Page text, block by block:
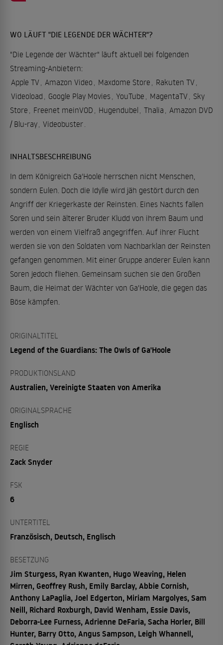
WO LÄUFT "DIE LEGENDE DER WÄCHTER"?
"Die Legende der Wächter" läuft aktuell bei folgenden
Streaming-Anbietern:
Apple TV, Amazon Video , Maxdome Store , Rakuten TV,
Videoload , Google Play Movies, YouTube , MagentaTV, Sky
Store , Freenet meinVOD , Hugendubel , Thalia , Amazon DVD
/ Blu-ray, Videobuster.
INHALTSBESCHREIBUNG
In dem Königreich Ga'Hoole herrschen nicht Menschen,
sondern Eulen. Doch die Idylle wird jäh gestört durch den
Angriff der Kriegerkaste der Reinsten. Eines Nachts fallen
Soren und sein älterer Bruder Kludd von ihrem Baum und
werden von einem Vielfraß angegriffen. Auf ihrer Flucht
werden sie von den Soldaten vom Nachbarklan der Reinsten
gefangen genommen. Mit einer Gruppe anderer Eulen kann
Soren jedoch fliehen. Gemeinsam suchen sie den Großen
Baum, die Heimat der Wächter von Ga'Hoole, die gegen das
Böse kämpfen.
ORIGINALTITEL
Legend of the Guardians: The Owls of Ga'Hoole
PRODUKTIONSLAND
Australien, Vereinigte Staaten von Amerika
ORIGINALSPRACHE
Englisch
REGIE
Zack Snyder
FSK
6
UNTERTITEL
Französisch, Deutsch, Englisch
BESETZUNG
Jim Sturgess, Ryan Kwanten, Hugo Weaving, Helen
Mirren, Geoffrey Rush, Emily Barclay, Abbie Cornish,
Anthony LaPaglia, Joel Edgerton, Miriam Margolyes, Sam
Neill, Richard Roxburgh, David Wenham, Essie Davis,
Deborra-Lee Furness, Adrienne DeFaria, Sacha Horler, Bill
Hunter, Barry Otto, Angus Sampson, Leigh Whannell,